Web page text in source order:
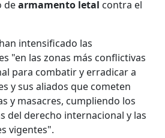
dearmamento letal contra el
intensificado las
"en las zonas más conflictivas
para combatir y erradicar a
y sus aliados que cometen
y masacres, cumpliendo los
del derecho internacional y las
vigentes".